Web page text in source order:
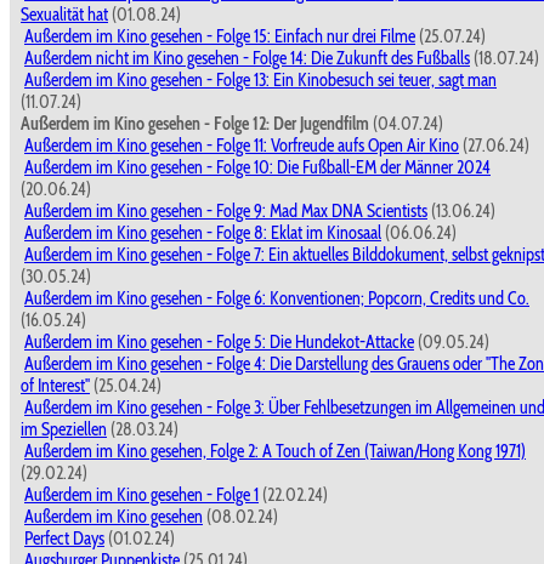
Sexualität hat (01.08.24)
Außerdem im Kino gesehen - Folge 15: Einfach nur drei Filme (25.07.24)
Außerdem nicht im Kino gesehen - Folge 14: Die Zukunft des Fußballs (18.07.24)
Außerdem im Kino gesehen - Folge 13: Ein Kinobesuch sei teuer, sagt man
(11.07.24)
Außerdem im Kino gesehen - Folge 12: Der Jugendfilm (04.07.24)
Außerdem im Kino gesehen - Folge 11: Vorfreude aufs Open Air Kino (27.06.24)
Außerdem im Kino gesehen - Folge 10: Die Fußball-EM der Männer 2024
(20.06.24)
Außerdem im Kino gesehen - Folge 9: Mad Max DNA Scientists (13.06.24)
Außerdem im Kino gesehen - Folge 8: Eklat im Kinosaal (06.06.24)
Außerdem im Kino gesehen - Folge 7: Ein aktuelles Bilddokument, selbst geknipst
(30.05.24)
Außerdem im Kino gesehen - Folge 6: Konventionen; Popcorn, Credits und Co.
(16.05.24)
Außerdem im Kino gesehen - Folge 5: Die Hundekot-Attacke (09.05.24)
Außerdem im Kino gesehen - Folge 4: Die Darstellung des Grauens oder "The
of Interest" (25.04.24)
Außerdem im Kino gesehen - Folge 3: Über Fehlbesetzungen im Allgemeinen und
im Speziellen (28.03.24)
Außerdem im Kino gesehen, Folge 2: A Touch of Zen (Taiwan/Hong Kong 1971)
(29.02.24)
Außerdem im Kino gesehen - Folge 1 (22.02.24)
Außerdem im Kino gesehen (08.02.24)
Perfect Days (01.02.24)